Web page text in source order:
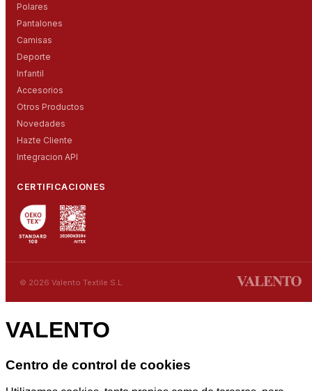
Polares
Pantalones
Camisas
Deporte
Infantil
Accesorios
Otros Productos
Novedades
Hazte Cliente
Integracion API
CERTIFICACIONES
© 2026 Valento Textile S.L.
VALENTO
Centro de control de cookies